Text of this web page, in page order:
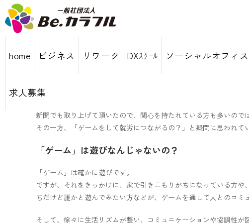
home ビジネス リワーク DXｽｸｰﾙ ソーシャルオフィス
求人募集
ゲームはコミュニケーシ
2019年4月24日 授業について
新聞でも取り上げて頂いたので、関心を持たれている方も多いので
その一方、「ゲームをして就労につながるの？」と疑問に思われて
「ゲーム」は遊びなんじゃないの？
「ゲーム」は確かに遊びです。
ですが、それをきっかけに、家で引きこもりがちになっている方
ちだけど誰かと遊んでみたい方などが、ゲームを通して人とのコミ
そして、徐々に生活リズムが整い、コミュニケーションや協調性